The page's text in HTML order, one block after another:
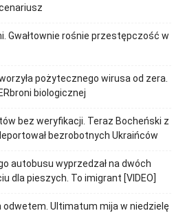
Gwałtownie rośnie przestępczość w
pożytecznego wirusa od zera.
biologicznej
bez weryfikacji. Teraz Bocheński z
bezrobotnych Ukraińców
autobusu wyprzedzał na dwóch
dla pieszych. To imigrant [VIDEO]
odwetem. Ultimatum mija w niedzielę